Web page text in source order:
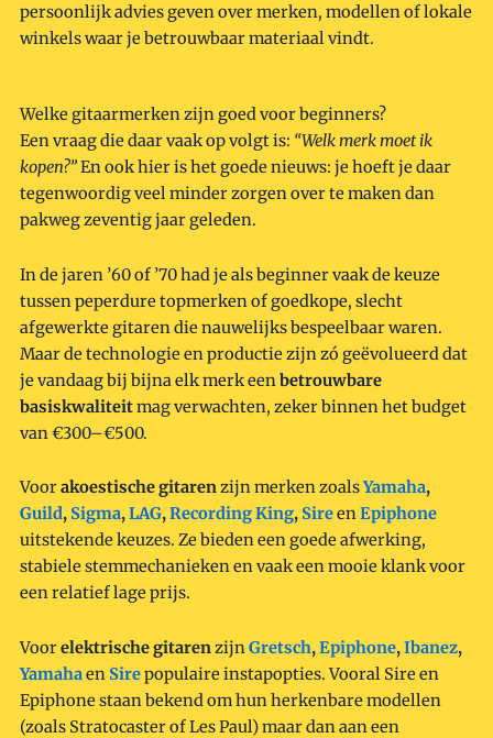
persoonlijk advies geven over merken, modellen of lokale
winkels waar je betrouwbaar materiaal vindt.
Welke gitaarmerken zijn goed voor beginners?
Een vraag die daar vaak op volgt is: “Welk merk moet ik
kopen?”En ook hier is het goede nieuws: je hoeft je daar
tegenwoordig veel minder zorgen over te maken dan
pakweg zeventig jaar geleden.
In de jaren ’60 of ’70 had je als beginner vaak de keuze
tussen peperdure topmerken of goedkope, slecht
afgewerkte gitaren die nauwelijks bespeelbaar waren.
Maar de technologie en productie zijn zó geëvolueerd dat
je vandaag bij bijna elk merk eenbetrouwbare
basiskwaliteitmag verwachten, zeker binnen het budget
van €300–€500.
Voorakoestische gitarenzijn merken zoalsYamaha,
Guild,Sigma,LAG,Recording King,SireenEpiphone
uitstekende keuzes. Ze bieden een goede afwerking,
stabiele stemmechanieken en vaak een mooie klank voor
een relatief lage prijs.
Voorelektrische gitarenzijnGretsch,Epiphone,Ibanez,
YamahaenSirepopulaire instapopties. Vooral Sire en
Epiphone staan bekend om hun herkenbare modellen
(zoals Stratocaster of Les Paul) maar dan aan een